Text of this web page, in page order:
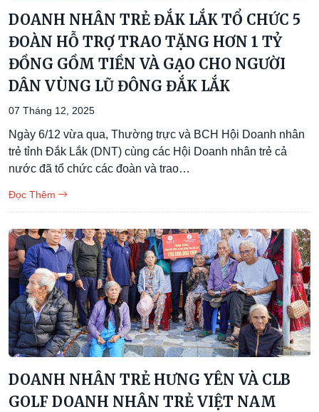
DOANH NHÂN TRẺ ĐẮK LẮK TỔ CHỨC 5
ĐOÀN HỖ TRỢ TRAO TẶNG HƠN 1 TỶ
ĐỒNG GỒM TIỀN VÀ GẠO CHO NGƯỜI
DÂN VÙNG LŨ ĐÔNG ĐẮK LẮK
07 Tháng 12, 2025
Ngày 6/12 vừa qua, Thường trực và BCH Hội Doanh nhân
trẻ tỉnh Đắk Lắk (DNT) cùng các Hội Doanh nhân trẻ cả
nước đã tổ chức các đoàn và trao…
Đọc Thêm
DOANH NHÂN TRẺ HƯNG YÊN VÀ CLB
GOLF DOANH NHÂN TRẺ VIỆT NAM